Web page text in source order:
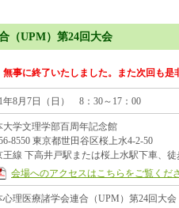
（UPM）第24回大会
事に終了いたしました。また次回も是
年8月7日（日） 8：30～17：00
大学文理学部百周年記念館
8550 東京都世田谷区桜上水4-2-50
線 下高井戸駅または桜上水駅下車、徒
会場へのアクセスはこちらをご覧くだ
心理医療諸学会連合（UPM）第24回大会